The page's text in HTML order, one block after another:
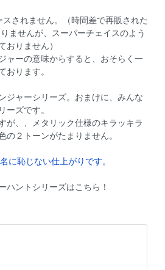
されません。（時間差で再販された
ませんが、スーパーチェイスのよう
おりません）
ャーの意味からすると、おそらく一
おります。
ジャーシリーズ。おまけに、みんな
ーズです。
が、、メタリック仕様のキラッキラ
の２トーンがたまりません。
に恥じない仕上がりです。
ハントシリーズはこちら！